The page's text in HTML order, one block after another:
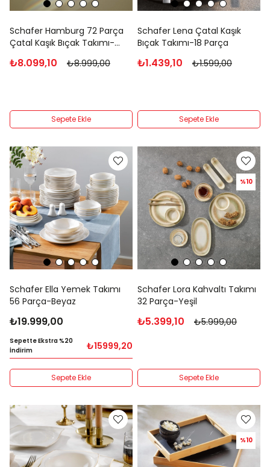
Schafer Hamburg 72 Parça
Çatal Kaşık Bıçak Takımı-
₺8.099,10 ₺8.999,00
Sepete Ekle
Schafer Lena Çatal Kaşık
Bıçak Takımı-18 Parça
₺1.439,10 ₺1.599,00
Sepete Ekle
Schafer Ella Yemek Takımı
56 Parça-Beyaz
₺19.999,00
Sepette Ekstra %20
İndirim
₺15999,20
Sepete Ekle
Schafer Lora Kahvaltı Takımı
32 Parça-Yeşil
₺5.399,10 ₺5.999,00
%10
Sepete Ekle
%10